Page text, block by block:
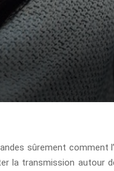
sûrement comment
la transmission autour